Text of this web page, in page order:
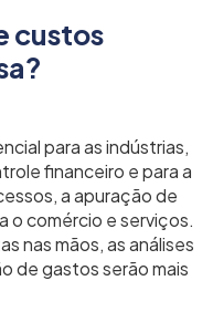
custos
para as indústrias,
financeiro e para a
a apuração de
o comércio e serviços.
nas mãos, as análises
de gastos serão mais